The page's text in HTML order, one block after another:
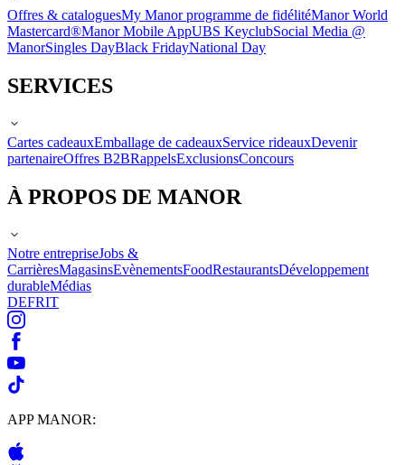
Offres & cataloguesMy Manor programme de fidélitéManor World
Mastercard®Manor Mobile AppUBS KeyclubSocial Media @
ManorSingles DayBlack FridayNational Day
SERVICES
Cartes cadeauxEmballage de cadeauxService rideauxDevenir
partenaireOffres B2BRappelsExclusionsConcours
À PROPOS DE MANOR
Notre entrepriseJobs &
CarrièresMagasinsEvènementsFoodRestaurantsDéveloppement
durableMédias
DEFRIT
APP MANOR: